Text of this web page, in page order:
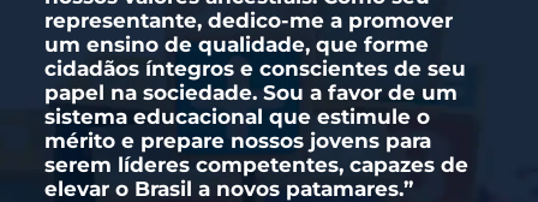
representante, dedico-me a promover
um ensino de qualidade, que forme
cidadãos íntegros e conscientes de seu
papel na sociedade. Sou a favor de um
sistema educacional que estimule o
mérito e prepare nossos jovens para
serem líderes competentes, capazes de
elevar o Brasil a novos patamares.”